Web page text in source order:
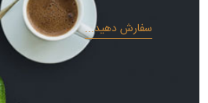
سفارش دهید...